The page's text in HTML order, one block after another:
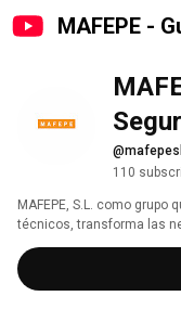
MAFEPE -
@mafepesl
110
MAFEPE, S.L. como
técnicos, transforma las
soluciones tan prácticas
vestuario laboral.